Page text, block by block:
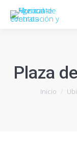
Plaza
Estás aquí:
Inicio